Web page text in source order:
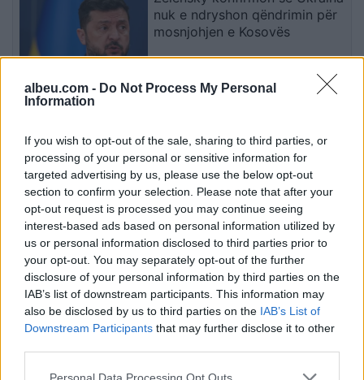
albeu.com - Do Not Process My Personal
Information
If you wish to opt-out of the sale, sharing to third parties, or
processing of your personal or sensitive information for
targeted advertising by us, please use the below opt-out
section to confirm your selection. Please note that after your
opt-out request is processed you may continue seeing
interest-based ads based on personal information utilized by
us or personal information disclosed to third parties prior to
your opt-out. You may separately opt-out of the further
disclosure of your personal information by third parties on the
IAB’s list of downstream participants. This information may
also be disclosed by us to third parties on the IAB’s List of
Downstream Participants that may further disclose it to other
Personal Data Processing Opt Outs
nuk e ndryshon qëndrimin për
mosnjohjen e Kosovës
Kusari-Lila akuzon opozitën